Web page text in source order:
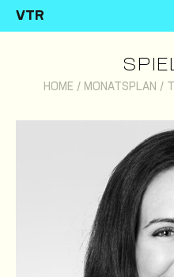
VTR
HOME / MONATSPLAN /